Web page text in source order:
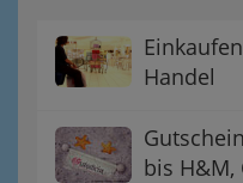
Handel
bis H&M,